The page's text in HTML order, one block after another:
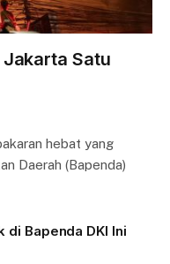
Satu
hebat yang
Daerah (Bapenda)
di Bapenda DKI Ini